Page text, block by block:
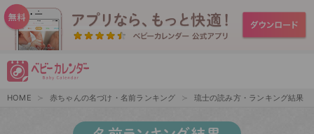
HOME 赤ちゃんの名づけ・名前ランキング 琉士の読み方・ランキング結果